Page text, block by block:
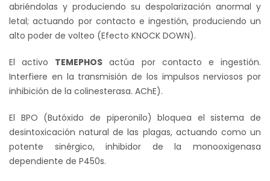
abriéndolas y produciendo su despolarización anormal y
letal; actuando por contacto e ingestión, produciendo un
alto poder de volteo (Efecto KNOCK DOWN).
El activo TEMEPHOS actúa por contacto e ingestión.
Interfiere en la transmisión de los impulsos nerviosos por
inhibición de la colinesterasa. AChE).
El BPO (Butóxido de piperonilo) bloquea el sistema de
desintoxicación natural de las plagas, actuando como un
potente sinérgico, inhibidor de la monooxigenasa
dependiente de P450s.